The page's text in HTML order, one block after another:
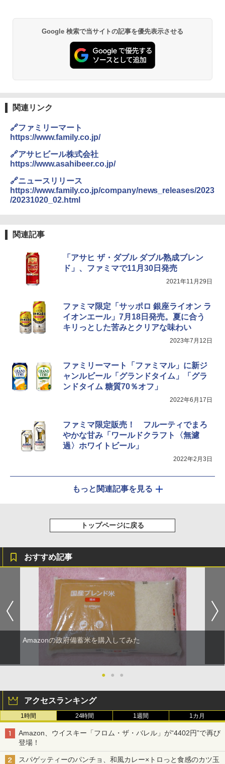
シャープ 過熱水蒸気 オーブンレンジ 23
L 1段調理 ブラック RE-WF232-B シンプ
ル操作 コンパクト 一人暮らし 二人暮ら
し らくチン!（絶対湿度）センサー ノン
フライ調理 トースト スチームあたため
【セット買い】 [山善] スチームオーブン
レンジ 省エネ 高効率 15L 一人暮らし 二
人暮らし フラットテーブル グレー YRZ-
WF150TV(H) + 炊飯器 5.5合 マイコン式
￥34,280
4
ジ 赤外線センサー ノンフライ調理 簡単
お手入れ 小型 新生活 一人暮らし 二人暮
らし ファミリー
シャープ ウォーターオーブン ヘルシオ
AX-XJ1-B ブラック 30L 2段調理 コンベ
￥44,800
Google 検索で当サイトの記事を優先表示させる
関連リンク
🔗ファミリーマート
https://www.family.co.jp/
🔗アサヒビール株式会社
https://www.asahibeer.co.jp/
🔗ニュースリリース
https://www.family.co.jp/company/news_releases/2023
/20231020_02.html
関連記事
「アサヒ ザ・ダブル ダブル熟成ブレン
ド」、ファミマで11月30日発売
2021年11月29日
ファミマ限定「サッポロ 銀座ライオン ラ
イオンエール」7月18日発売。夏に合う
キリっとした苦みとクリアな味わい
2023年7月12日
ファミリーマート「ファミマル」に新ジ
ャンルビール「グランドタイム」「グラ
ンドタイム 糖質70％オフ」
2022年6月17日
ファミマ限定販売！ フルーティでまろ
やかな甘み「ワールドクラフト〈無濾
過〉ホワイトビール」
2022年2月3日
もっと関連記事を見る
トップページに戻る
おすすめ記事
Amazonの政府備蓄米を購入してみた
● ● ●
アクセスランキング
1時間 24時間 1週間 1カ月
Amazon、ウイスキー「フロム・ザ・バレル」が“4402円”で再び
登場！
スパゲッティーのパンチョ、和風カレー×トロっと食感のカツ玉